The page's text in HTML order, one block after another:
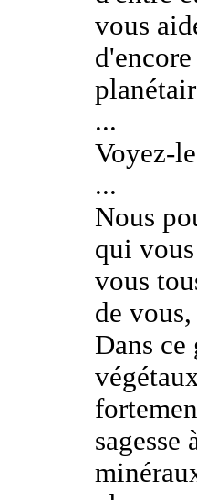
vous
...
Voyez-
...
Nous
qui
vous
de
Dans
sagesse